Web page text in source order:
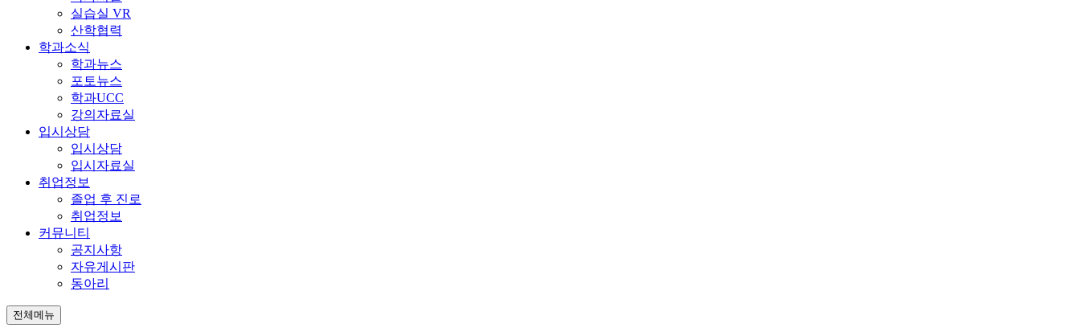
실습실 VR
산학협력
학과소식
학과뉴스
포토뉴스
학과UCC
강의자료실
입시상담
입시상담
입시자료실
취업정보
졸업 후 진로
취업정보
커뮤니티
공지사항
자유게시판
동아리
전체메뉴